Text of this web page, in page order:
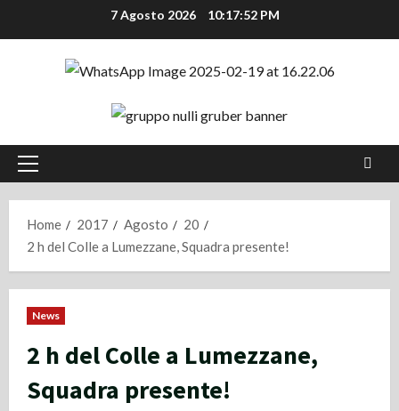
al
7 Agosto 2026 10:17:52 PM
Menu
Home
2017 Agosto
20
2 h del Colle a Lumezzane, Squadra presente!
News
2 h del Colle a Lumezzane,
Squadra presente!